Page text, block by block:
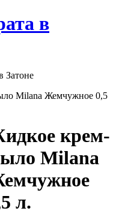
в
Затоне
Milana Жемчужное 0,5
крем-
Milana
л.